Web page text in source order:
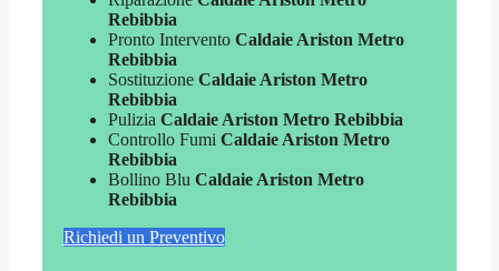
Rebibbia
Pronto Intervento Caldaie Ariston Metro
Rebibbia
Sostituzione Caldaie Ariston Metro
Rebibbia
Pulizia Caldaie Ariston Metro Rebibbia
Controllo Fumi Caldaie Ariston Metro
Rebibbia
Bollino Blu Caldaie Ariston Metro
Rebibbia
Richiedi un Preventivo